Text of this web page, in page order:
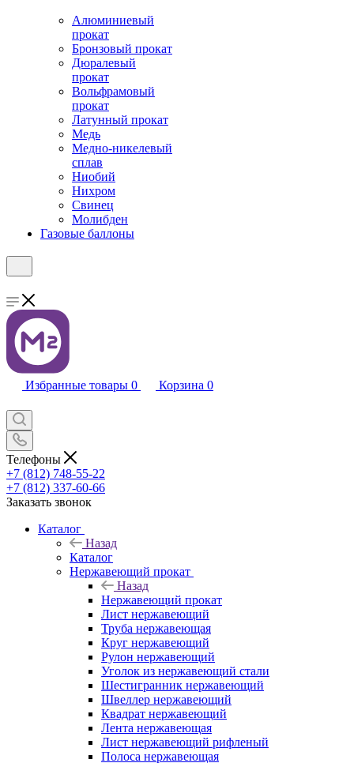
Алюминиевый
прокат
Бронзовый прокат
Дюралевый
прокат
Вольфрамовый
прокат
Латунный прокат
Медь
Медно-никелевый
сплав
Ниобий
Нихром
Свинец
Молибден
Газовые баллоны
Избранные товары 0 Корзина 0
Телефоны
+7 (812) 748-55-22
+7 (812) 337-60-66
Заказать звонок
Каталог
Назад
Каталог
Нержавеющий прокат
Назад
Нержавеющий прокат
Лист нержавеющий
Труба нержавеющая
Круг нержавеющий
Рулон нержавеющий
Уголок из нержавеющий стали
Шестигранник нержавеющий
Швеллер нержавеющий
Квадрат нержавеющий
Лента нержавеющая
Лист нержавеющий рифленый
Полоса нержавеющая